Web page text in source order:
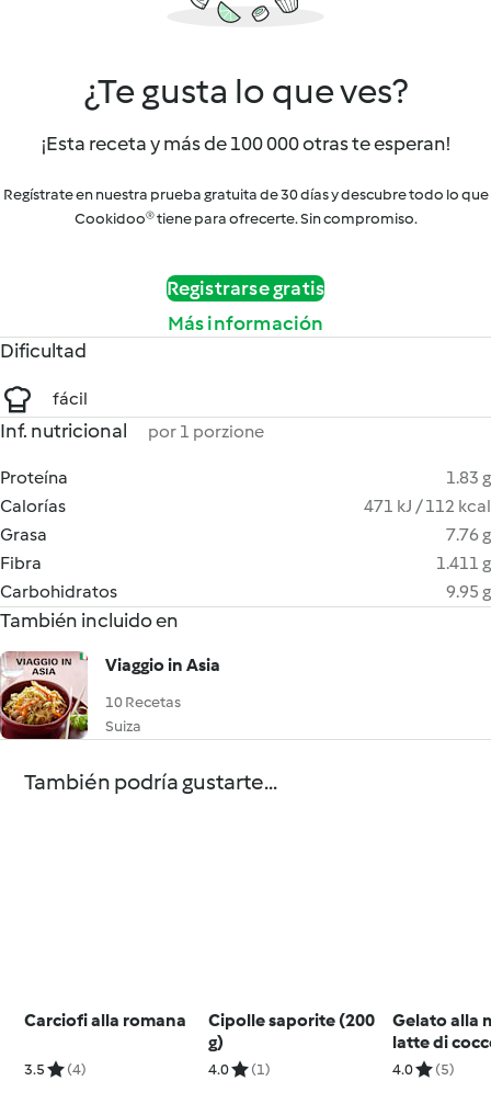
¿Te gusta lo que ves?
¡Esta receta y más de 100 000 otras te esperan!
Regístrate en nuestra prueba gratuita de 30 días y descubre todo lo que
Cookidoo® tiene para ofrecerte. Sin compromiso.
Registrarse gratis
Más información
Dificultad
fácil
Inf. nutricional por 1 porzione
Proteína
1.83 g
Calorías
471 kJ / 112 kcal
Grasa
7.76 g
Fibra
1.411 g
Carbohidratos
9.95 g
También incluido en
Viaggio in Asia
10 Recetas
Suiza
También podría gustarte...
Carciofi alla romana
3.5 (4)
Cipolle saporite (200
g)
4.0 (1)
Gelato alla
latte di
4.0 (5)